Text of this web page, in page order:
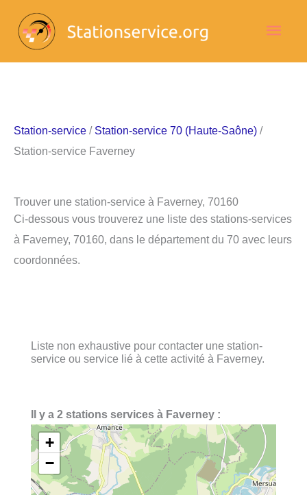
contenu
Station-service / Station-service 70 (Haute-Saône) /
Station-service Faverney
Trouver une station-service à Faverney, 70160
Ci-dessous vous trouverez une liste des stations-services
à Faverney, 70160, dans le département du 70 avec leurs
coordonnées.
Liste non exhaustive pour contacter une station-
service ou service lié à cette activité à Faverney.
Il y a 2 stations services à Faverney :
+
−